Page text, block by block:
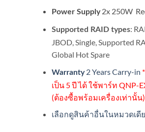
Power Supply2x 250W
Supported RAID types:
JBOD, Single, Supported
Global Hot Spare
Warranty2 Years Carry-in
เป็น 5 ปี ได้ ใช้พาร์ท QNP-
(ต้องซื้อพร้อมเครื่องเท่านั้น
เลือกดูสินค้าอื่นในหมวดเดี